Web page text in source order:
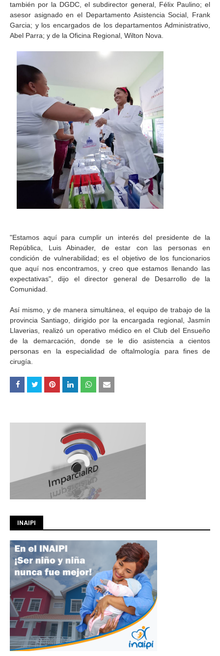
también por la DGDC, el subdirector general, Félix Paulino; el
asesor asignado en el Departamento Asistencia Social, Frank
Garcia; y los encargados de los departamentos Administrativo,
Abel Parra; y de la Oficina Regional, Wilton Nova.
"Estamos aquí para cumplir un interés del presidente de la
República, Luis Abinader, de estar con las personas en
condición de vulnerabilidad; es el objetivo de los funcionarios
que aquí nos encontramos, y creo que estamos llenando las
expectativas", dijo el director general de Desarrollo de la
Comunidad.
Así mismo, y de manera simultánea, el equipo de trabajo de la
provincia Santiago, dirigido por la encargada regional, Jasmín
Llaverias, realizó un operativo médico en el Club del Ensueño
de la demarcación, donde se le dio asistencia a cientos
personas en la especialidad de oftalmología para fines de
cirugía.
INAIPI